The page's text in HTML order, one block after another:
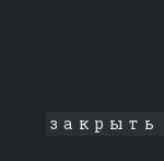
закрыть